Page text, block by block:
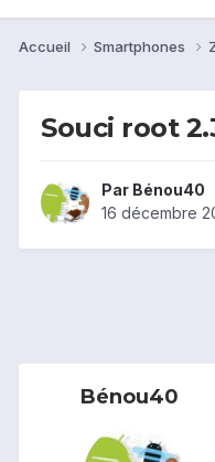
Accueil Smartphones
Souci root
Par Bénou40
16 décembre
Bénou40